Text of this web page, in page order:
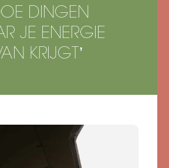
DINGEN
JE ENERGIE
KRIJGT’